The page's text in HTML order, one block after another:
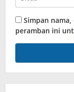
Simpan
peramban ini